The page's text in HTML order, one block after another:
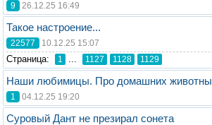
9 26.12.25 16:49
Такое настроение...
22577 10.12.25 15:07
Стрaница: 1 1127 1128 1129
Наши любимицы. Про домашних
1 04.12.25 19:20
Суровый Дант не презирал сонета